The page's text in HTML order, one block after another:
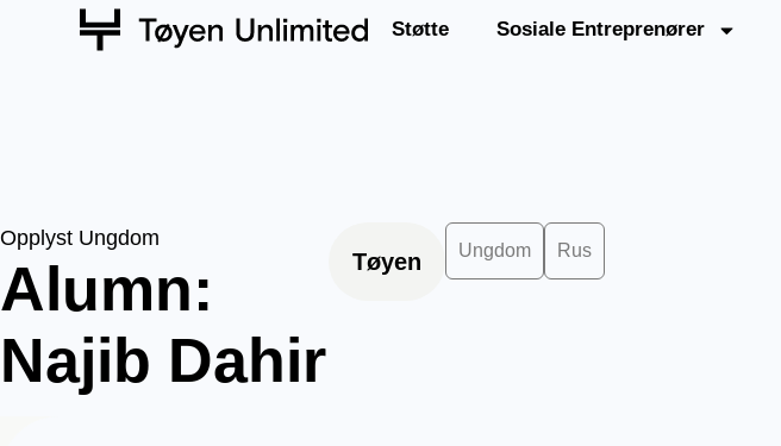
Støtte Sosiale Entreprenører
Opplyst Ungdom
Alumn:
Najib Dahir
Tøyen Ungdom Rus